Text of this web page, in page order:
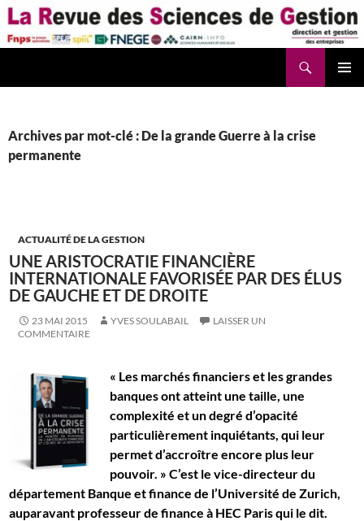
Aller
au
contenu
Archives par mot-clé : De la grande Guerre à la crise
permanente
ACTUALITÉ DE LA GESTION
UNE ARISTOCRATIE FINANCIÈRE
INTERNATIONALE FAVORISÉE PAR DES ÉLUS
DE GAUCHE ET DE DROITE
23 MAI 2015 YVES SOULABAIL
LAISSER UN
COMMENTAIRE
« Les marchés financiers et les grandes
banques ont atteint une taille, une
complexité et un degré d’opacité
particulièrement inquiétants, qui leur
permet d’accroître encore plus leur
pouvoir. » C’est le vice­-directeur du
département Banque et finance de l’Université de Zurich,
auparavant professeur de finance à HEC Paris qui le dit.